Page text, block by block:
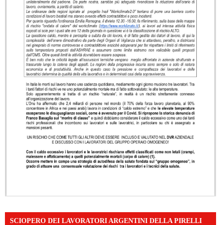
SCIOPERO DEI LAVORATORI ARGENTINI DELLA PIRELLI